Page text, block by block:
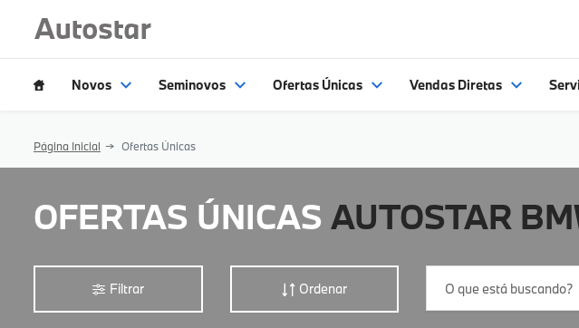
Novos Seminovos Ofertas Únicas Vendas Diretas
Página Inicial Ofertas Únicas
OFERTAS ÚNICAS AUTOSTAR
Filtrar Ordenar